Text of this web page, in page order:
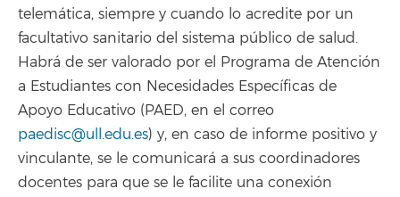
telemática, siempre y cuando lo acredite por un
facultativo sanitario del sistema público de salud.
Habrá de ser valorado por el Programa de Atención
a Estudiantes con Necesidades Específicas de
Apoyo Educativo (PAED, en el correo
paedisc@ull.edu.es) y, en caso de informe positivo y
vinculante, se le comunicará a sus coordinadores
docentes para que se le facilite una conexión